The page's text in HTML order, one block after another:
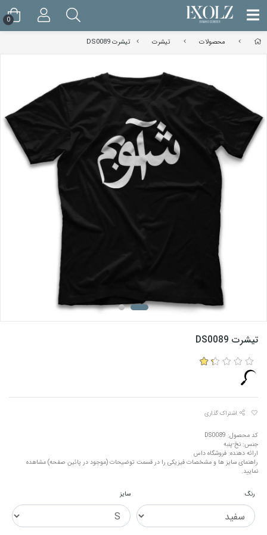
محصولات تیشرت تیشرت DS0089
تیشرت DS0089
اشتراک گذاری
کد محصول: DS0089
جنس: نخ-پنبه
ارائه دهنده: فروشگاه داس
راهنمای سایز ها و مشخصات فیزیکی را در قسمت توضیحات (موجود در پائین صفحه) مشاهده
نمایید.
رنگ سایز
0